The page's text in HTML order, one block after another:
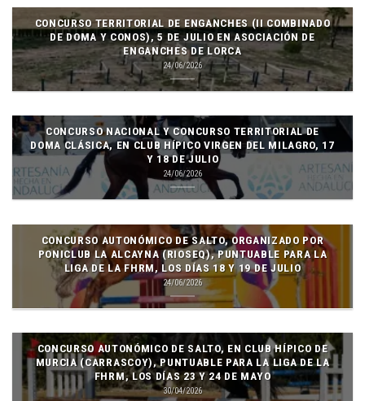
CONCURSO TERRITORIAL DE ENGANCHES (II COMBINADO
DE DOMA Y CONOS), 5 DE JULIO EN ASOCIACIÓN DE
ENGANCHES DE LORCA
24/06/2026
CONCURSO NACIONAL Y CONCURSO TERRITORIAL DE
DOMA CLÁSICA, EN CLUB HÍPICO VIRGEN DEL MILAGRO, 17
Y 18 DE JULIO
24/06/2026
CONCURSO AUTONÓMICO DE SALTO, ORGANIZADO POR
PONICLUB LA ALCAYNA (RIOSEQ), PUNTUABLE PARA LA
LIGA DE LA FHRM, LOS DÍAS 18 Y 19 DE JULIO
24/06/2026
CONCURSO AUTONÓMICO DE SALTO, EN CLUB HÍPICO DE
MURCIA (CARRASCOY), PUNTUABLE PARA LA LIGA DE LA
FHRM, LOS DÍAS 23 Y 24 DE MAYO
30/04/2026